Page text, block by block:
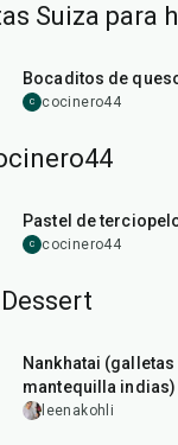
Suiza para
Bocaditos de
C cocinero44
Pastel de
C cocinero44
Nankhatai (galletas
mantequilla indias)
leenakohli